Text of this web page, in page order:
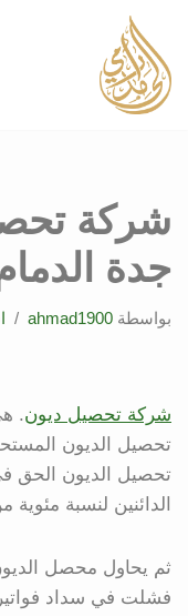
تخطى
إلى
المحتوى
شركة
جدة
بواسطة ahmad1900
شركة تحصيل ديون.
تحصيل الديون
تحصيل الديون الحق
الدائنين لنسبة
ثم يحاول محصل
فشلت في سداد فواتير